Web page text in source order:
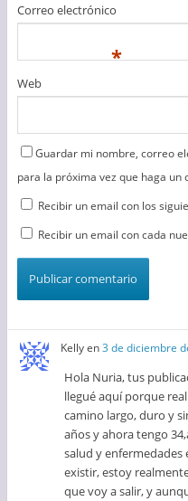
Correo electrónico
*
Web
Guardar mi nombre, correo
para la próxima vez que haga un
Recibir un email con los
Recibir un email con cada
Kellyen3 de diciembre
Hola Nuria, tus
llegué aquí porque
camino largo, duro y
años y ahora tengo
salud y
existir, estoy
que voy a salir, y